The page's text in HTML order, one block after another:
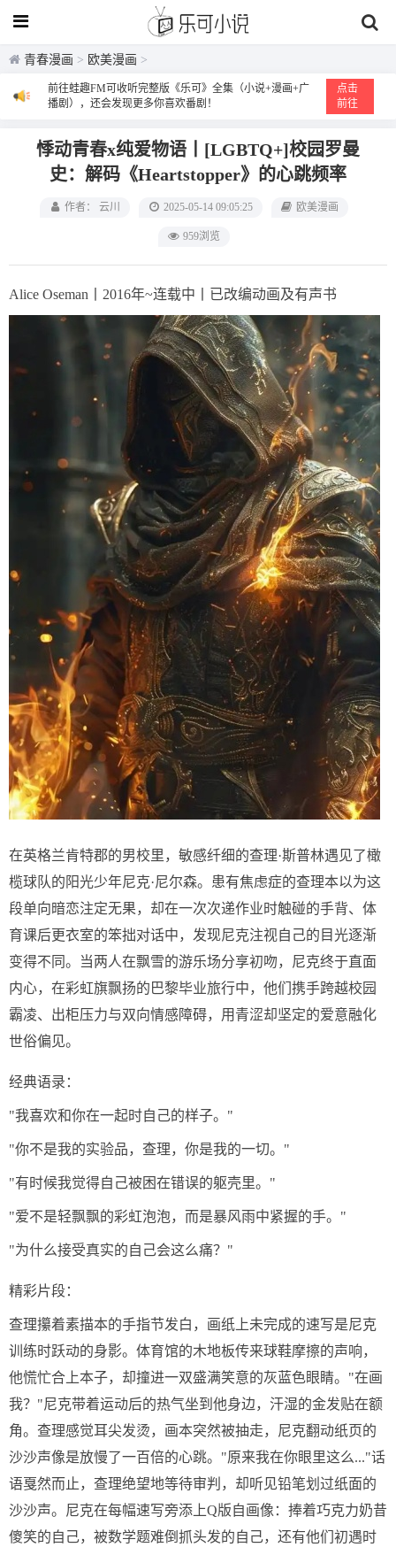
青春漫画 > 欧美漫画 >
前往蛙趣FM可收听完整版《乐可》全集（小说+漫画+广
播剧），还会发现更多你喜欢番剧！
点击
前往
悸动青春x纯爱物语丨[LGBTQ+]校园罗曼
史：解码《Heartstopper》的心跳频率
作者： 云川 2025-05-14 09:05:25 欧美漫画
959浏览
Alice Oseman丨2016年~连载中丨已改编动画及有声书
在英格兰肯特郡的男校里，敏感纤细的查理·斯普林遇见了橄
榄球队的阳光少年尼克·尼尔森。患有焦虑症的查理本以为这
段单向暗恋注定无果，却在一次次递作业时触碰的手背、体
育课后更衣室的笨拙对话中，发现尼克注视自己的目光逐渐
变得不同。当两人在飘雪的游乐场分享初吻，尼克终于直面
内心，在彩虹旗飘扬的巴黎毕业旅行中，他们携手跨越校园
霸凌、出柜压力与双向情感障碍，用青涩却坚定的爱意融化
世俗偏见。
经典语录：
"我喜欢和你在一起时自己的样子。"
"你不是我的实验品，查理，你是我的一切。"
"有时候我觉得自己被困在错误的躯壳里。"
"爱不是轻飘飘的彩虹泡泡，而是暴风雨中紧握的手。"
"为什么接受真实的自己会这么痛？"
精彩片段：
查理攥着素描本的手指节发白，画纸上未完成的速写是尼克
训练时跃动的身影。体育馆的木地板传来球鞋摩擦的声响，
他慌忙合上本子，却撞进一双盛满笑意的灰蓝色眼睛。"在画
我？"尼克带着运动后的热气坐到他身边，汗湿的金发贴在额
角。查理感觉耳尖发烫，画本突然被抽走，尼克翻动纸页的
沙沙声像是放慢了一百倍的心跳。"原来我在你眼里这么..."话
语戛然而止，查理绝望地等待审判，却听见铅笔划过纸面的
沙沙声。尼克在每幅速写旁添上Q版自画像：捧着巧克力奶昔
傻笑的自己，被数学题难倒抓头发的自己，还有他们初遇时